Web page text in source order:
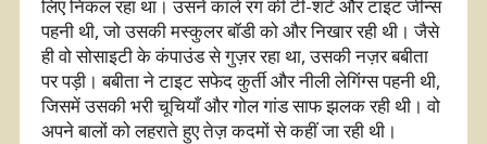
लिए निकल रहा था। उसने काले रंग की टी-शर्ट और टाइट जीन्स
पहनी थी, जो उसकी मस्कुलर बॉडी को और निखार रही थी। जैसे
ही वो सोसाइटी के कंपाउंड से गुज़र रहा था, उसकी नज़र बबीता
पर पड़ी। बबीता ने टाइट सफेद कुर्ती और नीली लेगिंग्स पहनी थी,
जिसमें उसकी भरी चूचियाँ और गोल गांड साफ झलक रही थी। वो
अपने बालों को लहराते हुए तेज़ कदमों से कहीं जा रही थी।